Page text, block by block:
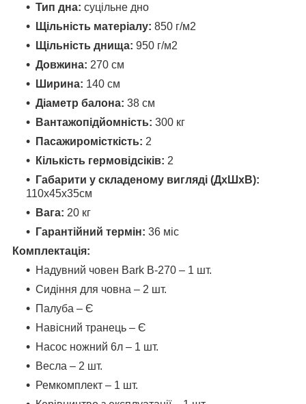
Тип дна: суцільне дно
Щільність матеріалу: 850 г/м2
Щільність днища: 950 г/м2
Довжина: 270 см
Ширина: 140 см
Діаметр балона: 38 см
Вантажопідйомність: 300 кг
Пасажиромісткість: 2
Кількість гермовідсіків: 2
Габарити у складеному вигляді (ДхШхВ):
110x45x35см
Вага: 20 кг
Гарантійний термін: 36 міс
Комплектація:
Надувний човен Bark B-270 – 1 шт.
Сидіння для човна – 2 шт.
Палуба – Є
Навісний транець – Є
Насос ножний 6л – 1 шт.
Весла – 2 шт.
Ремкомплект – 1 шт.